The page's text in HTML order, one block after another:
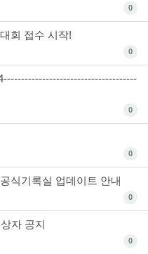
0
회 접수 시작!
0
0
0
식기록실 업데이트 안내
0
자 공지
0